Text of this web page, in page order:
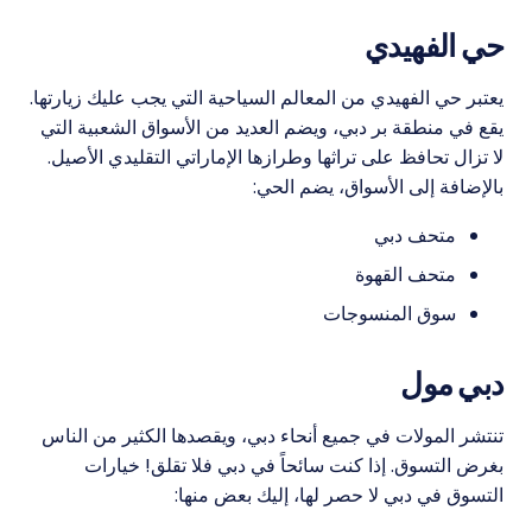
حي الفهيدي
يعتبر حي الفهيدي من المعالم السياحية التي يجب عليك زيارتها.
يقع في منطقة بر دبي، ويضم العديد من الأسواق الشعبية التي
لا تزال تحافظ على تراثها وطرازها الإماراتي التقليدي الأصيل.
بالإضافة إلى الأسواق، يضم الحي:
متحف دبي
متحف القهوة
سوق المنسوجات
دبي مول
تنتشر المولات في جميع أنحاء دبي، ويقصدها الكثير من الناس
بغرض التسوق. إذا كنت سائحاً في دبي فلا تقلق! خيارات
التسوق في دبي لا حصر لها، إليك بعض منها: